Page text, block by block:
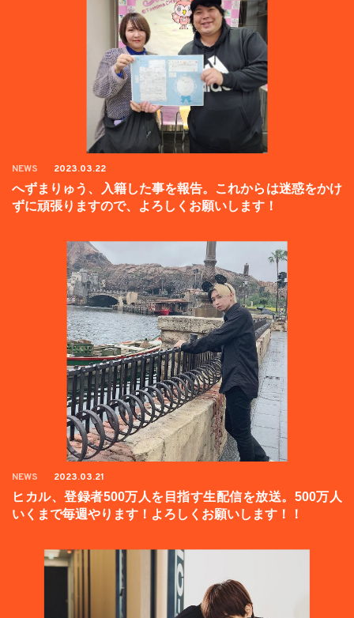
NEWS 2023.03.22
へずまりゅう、入籍した事を報告。これからは迷惑をかけ
ずに頑張りますので、よろしくお願いします！
NEWS 2023.03.21
ヒカル、登録者500万人を目指す生配信を放送。500万人
いくまで毎週やります！よろしくお願いします！！